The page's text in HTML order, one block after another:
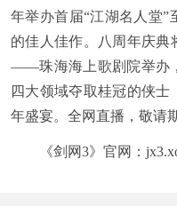
年举办首届“江湖名人堂”
的佳人佳作。八周年庆典
——珠海海上歌剧院举办
四大领域夺取桂冠的侠士
年盛宴。全网直播，敬请
《剑网3》官网：